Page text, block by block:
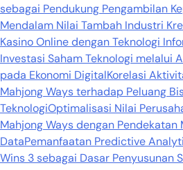
sebagai Pendukung Pengambilan
Mendalam Nilai Tambah Industri
Kasino Online dengan Teknologi
Investasi Saham Teknologi melalui
pada Ekonomi DigitalKorelasi
Mahjong Ways terhadap Peluang
TeknologiOptimalisasi Nilai
Mahjong Ways dengan Pendekatan
DataPemanfaatan Predictive
Wins 3 sebagai Dasar Penyusunan